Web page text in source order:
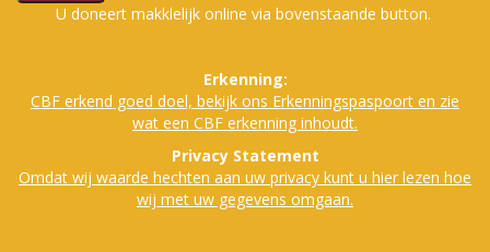
U doneert makklelijk online via bovenstaande button.
Erkenning:
CBF erkend goed doel, bekijk ons Erkenningspaspoort en zie
wat een CBF erkenning inhoudt.
Privacy Statement
Omdat wij waarde hechten aan uw privacy kunt u hier lezen hoe
wij met uw gegevens omgaan.